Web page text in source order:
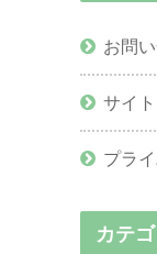
お問
サイ
プラ
カテ